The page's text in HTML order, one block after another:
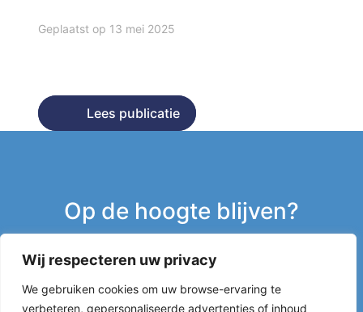
Wij respecteren uw privacy
We gebruiken cookies om uw browse-ervaring te
verbeteren, gepersonaliseerde advertenties of inhoud
Lees publicatie
Geplaatst op 13 mei 2025
Lees publicatie
Op de hoogte blijven?
Inschrijven nieuwsbrief